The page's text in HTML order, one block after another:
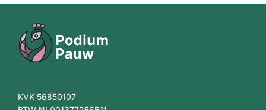
KVK 56850107